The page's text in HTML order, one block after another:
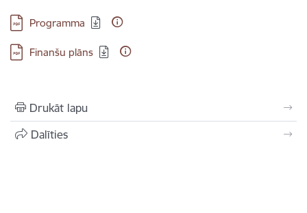
Lejupielādēt:
Programma
Lejupielādēt:
Finanšu plāns
Drukāt lapu
Dalīties